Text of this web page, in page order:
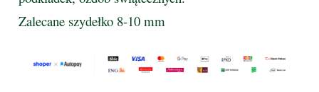
Zalecane szydełko 8-10 mm